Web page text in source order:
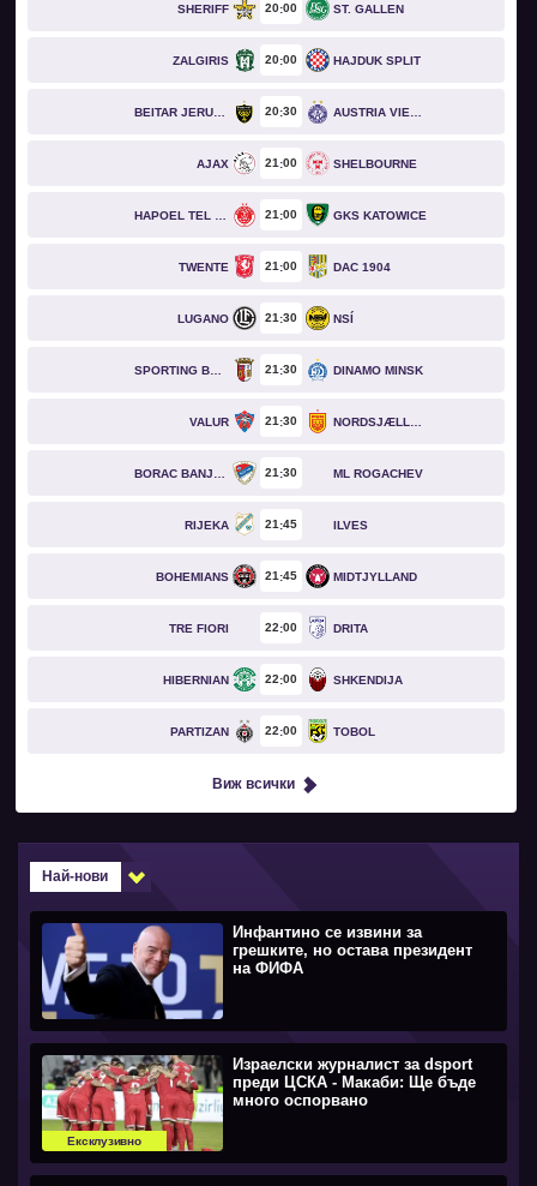
SHERIFF 20 00 ST. GALLEN
ZALGIRIS 20 00 HAJDUK SPLIT
BEITAR JERUSALEM 20 30 AUSTRIA VIENNA
AJAX 21 00 SHELBOURNE
HAPOEL TEL AVIV 21 00 GKS KATOWICE
TWENTE 21 00 DAC 1904
LUGANO 21 30 NSÍ
SPORTING BRAGA 21 30 DINAMO MINSK
VALUR 21 30 NORDSJÆLLAND
BORAC BANJA LUKA 21 30 ML ROGACHEV
RIJEKA 21 45 ILVES
BOHEMIANS 21 45 MIDTJYLLAND
TRE FIORI 22 00 DRITA
HIBERNIAN 22 00 SHKENDIJA
PARTIZAN 22 00 TOBOL
Виж всички
Най-нови
Инфантино се извини за
грешките, но остава президент
на ФИФА
Ексклузивно
Израелски журналист за dsport
преди ЦСКА - Макаби: Ще бъде
много оспорвано